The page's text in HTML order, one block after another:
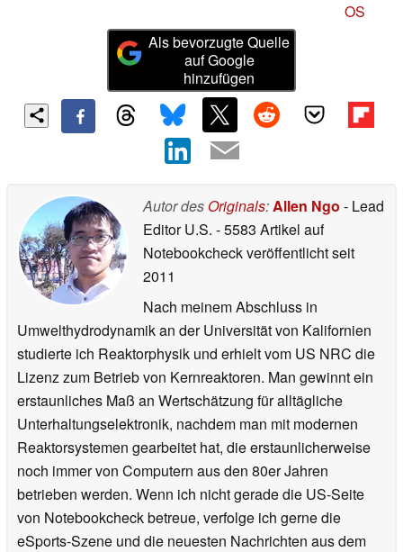
OS
Als bevorzugte Quelle
auf Google
hinzufügen
Autor des Originals:Allen Ngo - Lead
Editor U.S. - 5583 Artikel auf
Notebookcheck veröffentlichtseit
2011
Nach meinem Abschluss in
Umwelthydrodynamik an der Universität von Kalifornien
studierte ich Reaktorphysik und erhielt vom US NRC die
Lizenz zum Betrieb von Kernreaktoren. Man gewinnt ein
erstaunliches Maß an Wertschätzung für alltägliche
Unterhaltungselektronik, nachdem man mit modernen
Reaktorsystemen gearbeitet hat, die erstaunlicherweise
noch immer von Computern aus den 80er Jahren
betrieben werden. Wenn ich nicht gerade die US-Seite
von Notebookcheck betreue, verfolge ich gerne die
eSports-Szene und die neuesten Nachrichten aus dem